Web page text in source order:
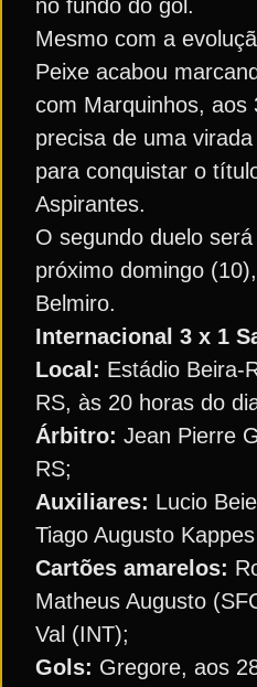
no fundo do gol.
Mesmo com a
Peixe acabou
com Marquinhos, aos
precisa de uma
para conquistar o
Aspirantes.
O segundo duelo
próximo domingo
Belmiro.
Internacional 3 x 1
Local: Estádio Beira-
RS, às 20 horas do
Árbitro: Jean Pierre
RS;
Auxiliares: Lucio
Tiago Augusto
Cartões amarelos:
Matheus Augusto
Val (INT);
Gols: Gregore, aos